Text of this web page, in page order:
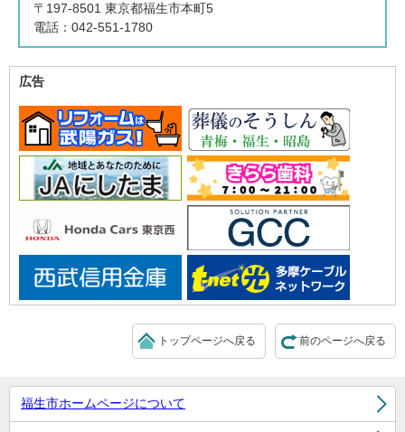
〒197-8501 東京都福生市本町5
電話：042-551-1780
広告
前のページへ戻る
トップページへ戻る
福生市ホームページについて